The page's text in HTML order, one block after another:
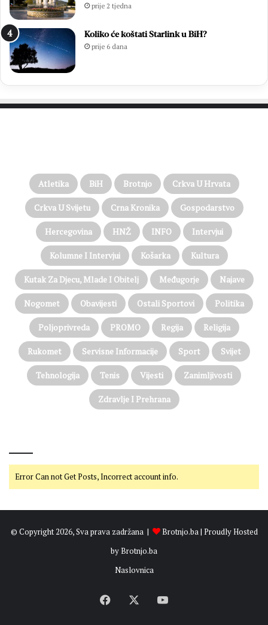
prije 2 tjedna
Koliko će koštati Starlink u BiH?
prije 6 dana
Atletika BiH Brotnjo Crkva U Hrvata
Crkva U Svijetu Crna Kronika Gospodarstvo
Hercegovina HNŽ INFO Intervjui
Kolumne I Intervjui Košarka Kultura
Kutak Za Djecu, Mlade I Obitelj Međugorje Najave
Nogomet Obavijesti Ostali Sportovi Politika
Poljoprivreda PROMO Regija Religija
Rukomet Servisne Informacije Sport Svijet
Tehnologija Tenis Vijesti Zanimljivosti
Zdravlje I Prehrana
Error Can not Get Posts, Incorrect account info.
© Copyright 2026, Sva prava zadržana | Brotnjo.ba| Proudly Hosted
byBrotnjo.ba
Naslovnica
Facebook YouTube